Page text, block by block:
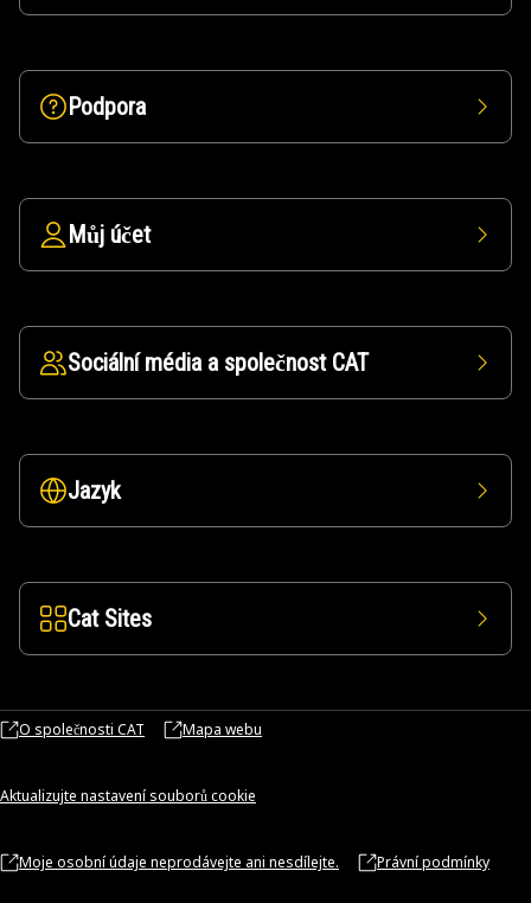
Podpora
Můj účet
Sociální média a společnost CAT
Jazyk
Cat Sites
O společnosti CAT Mapa webu
Aktualizujte nastavení souborů cookie
Moje osobní údaje neprodávejte ani nesdílejte. Právní podmínky